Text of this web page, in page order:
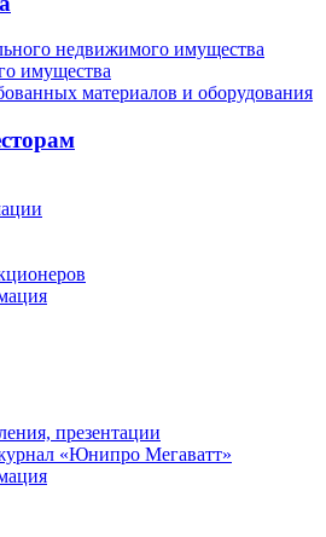
недвижимого имущества
имущества
материалов и оборудования
презентации
«Юнипро Мегаватт»